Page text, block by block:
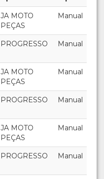
JA MOTO
PEÇAS
Manual
PROGRESSO Manual
JA MOTO
PEÇAS
Manual
PROGRESSO Manual
JA MOTO
PEÇAS
Manual
PROGRESSO Manual